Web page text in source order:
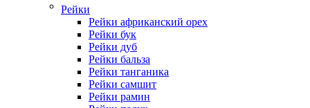
Рейки
Рейки африканский орех
Рейки бук
Рейки дуб
Рейки бальза
Рейки танганика
Рейки самшит
Рейки рамин